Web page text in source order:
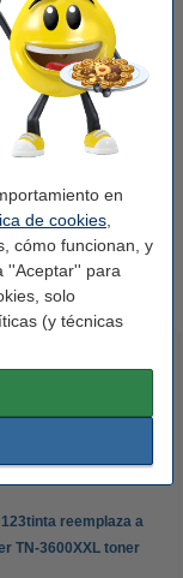
en
de cookies
cómo funcionan, y
''Aceptar'' para
solo
(y técnicas
123tinta) en lugar
reemplaza a
TN-3600XXL toner